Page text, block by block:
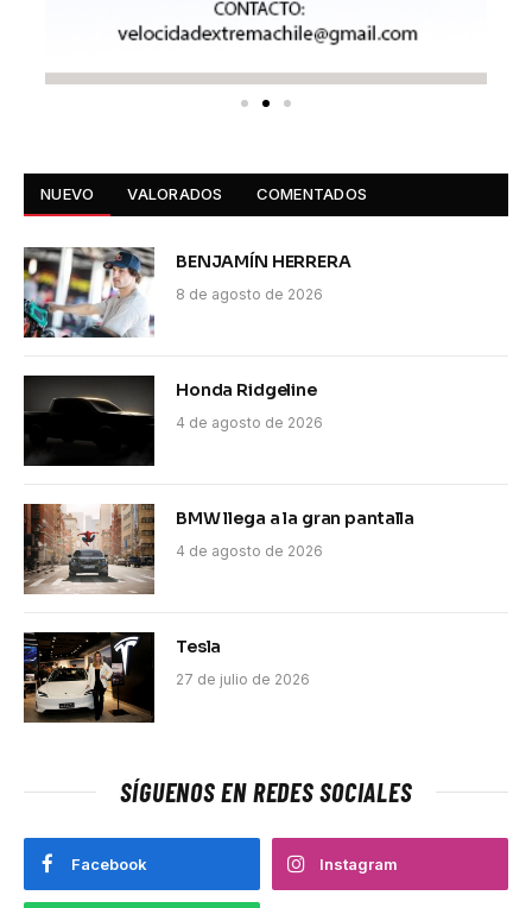
NUEVO VALORADOS COMENTADOS
BENJAMÍN HERRERA
8 de agosto de 2026
Honda Ridgeline
4 de agosto de 2026
BMW llega a la gran pantalla
4 de agosto de 2026
Tesla
27 de julio de 2026
SÍGUENOS EN REDES SOCIALES
Facebook Instagram